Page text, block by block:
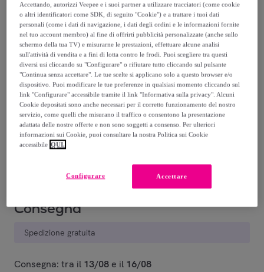
55,98 €
-50%
Nero Bianco Multicolore
Venduto daAZZETA
Consegna
Spedizione gratuita
Consegna: tra il 13/08 e il 16/08
Accettando, autorizzi Veepee e i suoi partner a utilizzare tracciatori (come cookie
o altri identificatori come SDK, di seguito "Cookie") e a trattare i tuoi dati
personali (come i dati di navigazione, i dati degli ordini e le informazioni fornite
nel tuo account membro) al fine di offrirti pubblicità personalizzate (anche sullo
schermo della tua TV) e misurarne le prestazioni, effettuare alcune analisi
sull'attività di vendita e a fini di lotta contro le frodi. Puoi scegliere tra questi
diversi usi cliccando su "Configurare" o rifiutare tutto cliccando sul pulsante
"Continua senza accettare". Le tue scelte si applicano solo a questo browser e/o
dispositivo. Puoi modificare le tue preferenze in qualsiasi momento cliccando sul
link "Configurare" accessibile tramite il link "Informativa sulla privacy". Alcuni
Cookie depositati sono anche necessari per il corretto funzionamento del nostro
servizio, come quelli che misurano il traffico o consentono la presentazione
adattata delle nostre offerte e non sono soggetti a consenso. Per ulteriori
informazioni sui Cookie, puoi consultare la nostra Politica sui Cookie
accessibile QUI.
Accettare
Configurare